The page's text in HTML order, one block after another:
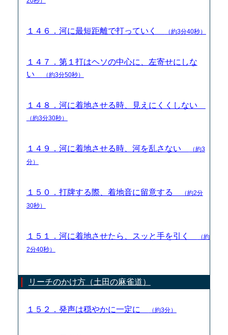
１４６．河に最短距離で打っていく （約3分40秒）
１４７．第１打はヘソの中心に、左寄せにしな
い
（約3分50秒）
１４８．河に着地させる時、見えにくくしない
（約3分30秒）
１４９．河に着地させる時、河を乱さない
（約3
分）
１５０．打牌する際、着地音に留意する
（約2分
30秒）
１５１．河に着地させたら、スッと手を引く
（約
2分40秒）
リーチのかけ方（土田の麻雀道）
１５２．発声は穏やかに一定に （約3分）